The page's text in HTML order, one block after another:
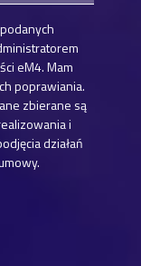
eM4. Mam
poprawiania.
zbierane są
i
działań